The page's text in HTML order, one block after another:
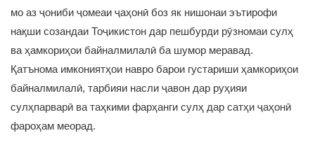
мо аз ҷониби ҷомеаи ҷаҳонӣ боз як нишонаи эътирофи
нақши созандаи Тоҷикистон дар пешбурди рӯзномаи сулҳ
ва ҳамкориҳои байналмилалӣ ба шумор меравад.
Қатънома имкониятҳои навро барои густариши ҳамкориҳои
байналмилалӣ, тарбияи насли ҷавон дар руҳияи
сулҳпарварӣ ва таҳкими фарҳанги сулҳ дар сатҳи ҷаҳонӣ
фароҳам меорад.